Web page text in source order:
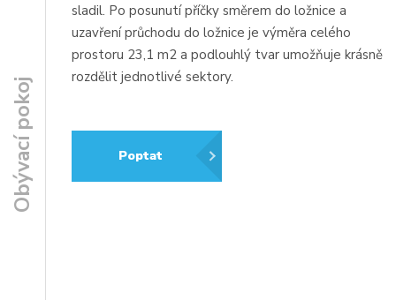
Obývací pokoj
sladil. Po posunutí příčky směrem do ložnice a
uzavření průchodu do ložnice je výměra celého
prostoru 23,1 m2 a podlouhlý tvar umožňuje krásně
rozdělit jednotlivé sektory.
Poptat